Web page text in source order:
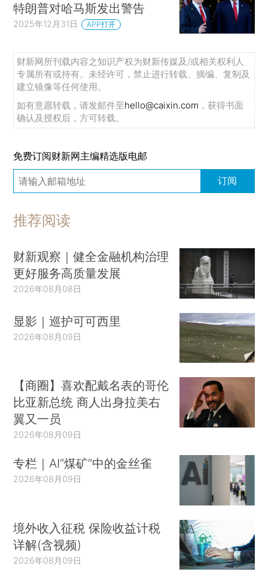
特朗普对哈马斯发出警告
2025年12月31日 APP打开
财新网所刊载内容之知识产权为财新传媒及/或相关权利人
专属所有或持有。未经许可，禁止进行转载、摘编、复制及
建立镜像等任何使用。
如有意愿转载，请发邮件至hello@caixin.com ，获得书面
确认及授权后，方可转载。
免费订阅财新网主编精选版电邮
订阅
推荐阅读
财新观察｜健全金融机构治理
更好服务高质量发展
2026年08月08日
显影｜巡护可可西里
2026年08月09日
【商圈】喜欢配戴名表的哥伦
比亚新总统 商人出身拉美右
翼又一员
2026年08月09日
专栏｜AI“煤矿”中的金丝雀
2026年08月09日
境外收入征税 保险收益计税
详解(含视频)
2026年08月09日